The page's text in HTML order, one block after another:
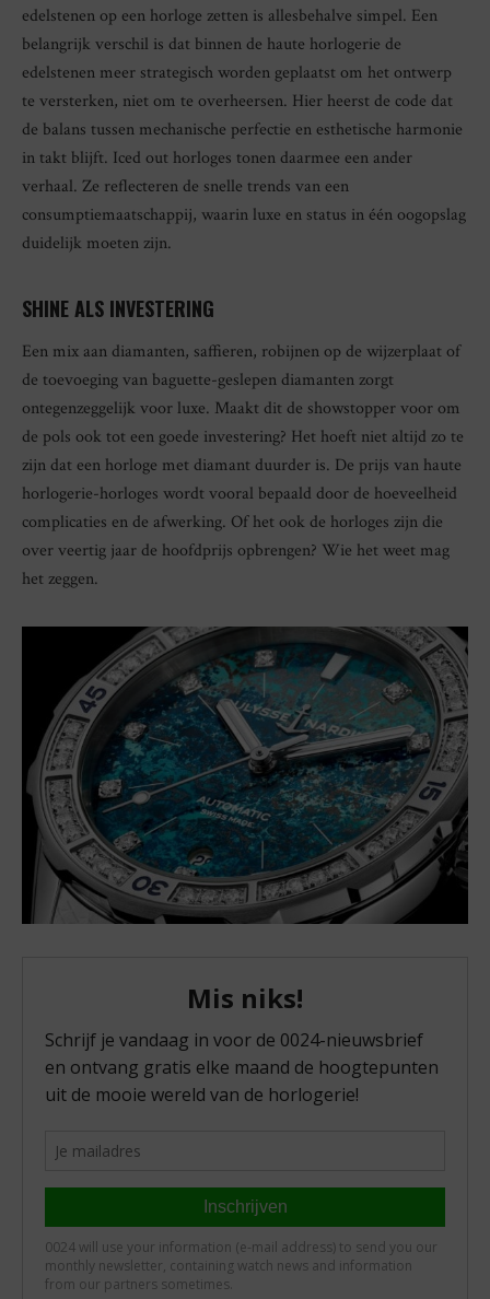
edelstenen op een horloge zetten is allesbehalve simpel. Een
belangrijk verschil is dat binnen de haute horlogerie de
edelstenen meer strategisch worden geplaatst om het ontwerp
te versterken, niet om te overheersen. Hier heerst de code dat
de balans tussen mechanische perfectie en esthetische harmonie
in takt blijft. Iced out horloges tonen daarmee een ander
verhaal. Ze reflecteren de snelle trends van een
consumptiemaatschappij, waarin luxe en status in één oogopslag
duidelijk moeten zijn.
SHINE ALS INVESTERING
Een mix aan diamanten, saffieren, robijnen op de wijzerplaat of
de toevoeging van baguette-geslepen diamanten zorgt
ontegenzeggelijk voor luxe. Maakt dit de showstopper voor om
de pols ook tot een goede investering? Het hoeft niet altijd zo te
zijn dat een horloge met diamant duurder is. De prijs van haute
horlogerie-horloges wordt vooral bepaald door de hoeveelheid
complicaties en de afwerking. Of het ook de horloges zijn die
over veertig jaar de hoofdprijs opbrengen? Wie het weet mag
het zeggen.